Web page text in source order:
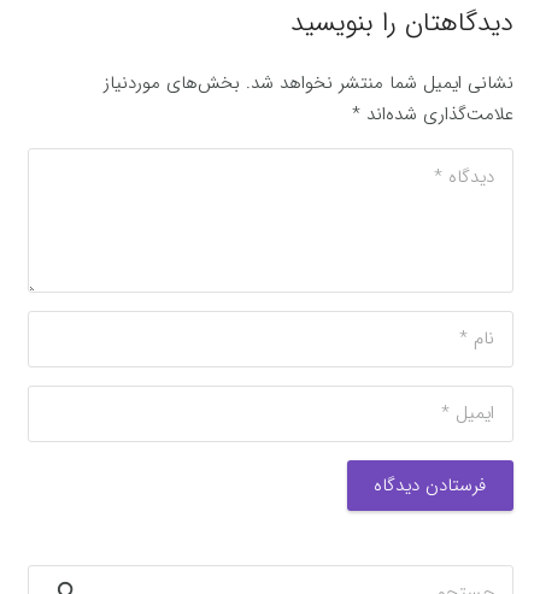
دیدگاهتان را بنویسید
نشانی ایمیل شما منتشر نخواهد شد. بخش‌های موردنیاز
علامت‌گذاری شده‌اند*
فرستادن دیدگاه